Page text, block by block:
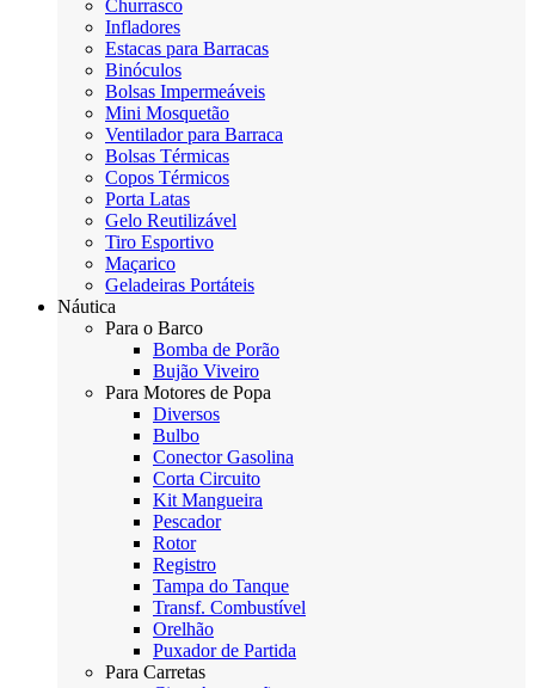
Churrasco
Infladores
Estacas para Barracas
Binóculos
Bolsas Impermeáveis
Mini Mosquetão
Ventilador para Barraca
Bolsas Térmicas
Copos Térmicos
Porta Latas
Gelo Reutilizável
Tiro Esportivo
Maçarico
Geladeiras Portáteis
Náutica
Para o Barco
Bomba de Porão
Bujão Viveiro
Para Motores de Popa
Diversos
Bulbo
Conector Gasolina
Corta Circuito
Kit Mangueira
Pescador
Rotor
Registro
Tampa do Tanque
Transf. Combustível
Orelhão
Puxador de Partida
Para Carretas